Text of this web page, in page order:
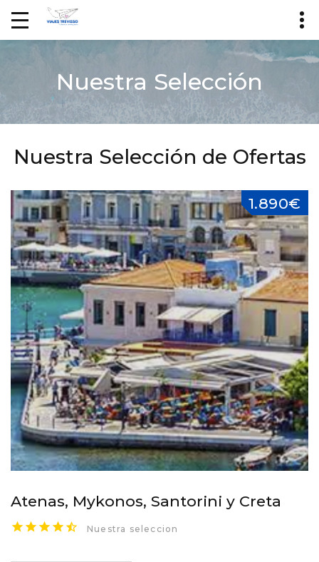
Nuestra Selección
Nuestra Selección de Ofertas
Atenas, Mykonos, Santorini y Creta
Nuestra seleccion
1.890€